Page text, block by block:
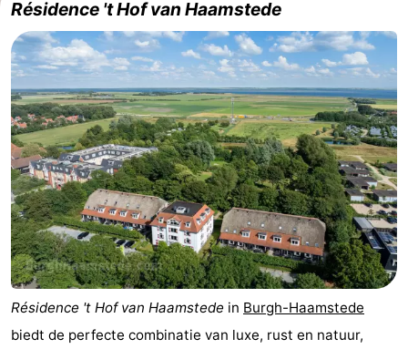
Rondvaarten
-
Speeltuinen
-
Binnenspeeltuinen
-
Bowlen
-
Minigolfbanen
Wellness
centra
Dorpen
&
Steden
Natuur
Rondleidingen
Sporten
Résidence 't Hof van Haamstede
Résidence 't Hof van Haamstede in Burgh-Haamstede
biedt de perfecte combinatie van luxe, rust en natuur,